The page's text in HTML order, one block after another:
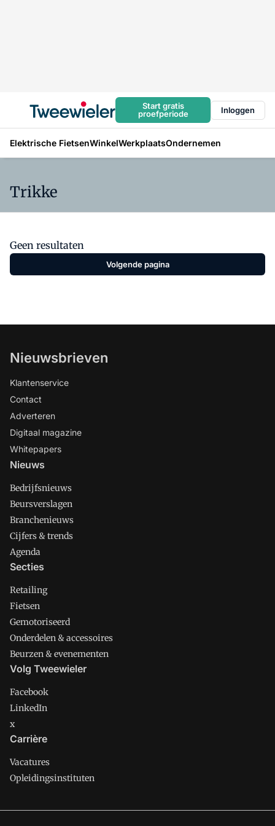
Start gratis
proefperiode
Inloggen
Elektrische FietsenWinkelWerkplaatsOndernemen
Trikke
Geen resultaten
Volgende pagina
Nieuwsbrieven
Klantenservice
Contact
Adverteren
Digitaal magazine
Whitepapers
Nieuws
Bedrijfsnieuws
Beursverslagen
Branchenieuws
Cijfers & trends
Agenda
Secties
Retailing
Fietsen
Gemotoriseerd
Onderdelen & accessoires
Beurzen & evenementen
Volg Tweewieler
Facebook
LinkedIn
x
Carrière
Vacatures
Opleidingsinstituten